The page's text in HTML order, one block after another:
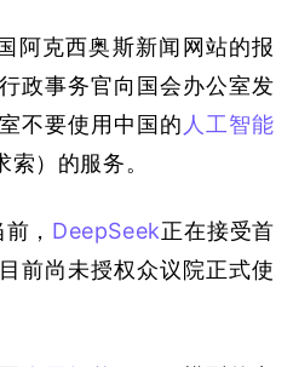
阿克西奥斯新闻网站的报
政事务官向国会办公室发
不要使用中国的 人工智能
索）的服务。
， DeepSeek正在接受首
前尚未授权众议院正式使